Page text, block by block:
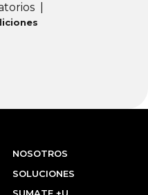
NOSOTROS
SOLUCIONES